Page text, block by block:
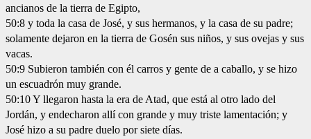
ancianos de la tierra de Egipto,
50:8 y toda la casa de José, y sus hermanos, y la casa de su padre;
solamente dejaron en la tierra de Gosén sus niños, y sus ovejas y sus
vacas.
50:9 Subieron también con él carros y gente de a caballo, y se hizo
un escuadrón muy grande.
50:10 Y llegaron hasta la era de Atad, que está al otro lado del
Jordán, y endecharon allí con grande y muy triste lamentación; y
José hizo a su padre duelo por siete días.